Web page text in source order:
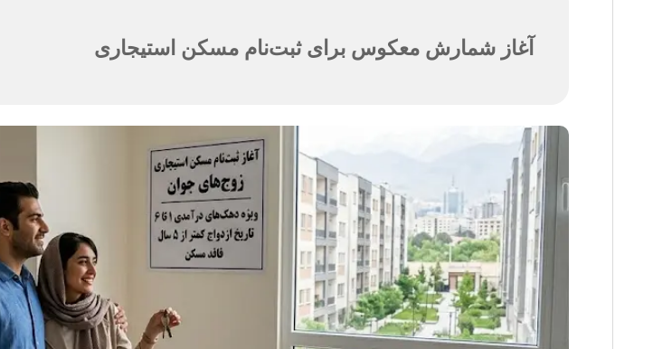
آغاز شمارش معکوس برای ثبت‌نام مسکن استیجاری